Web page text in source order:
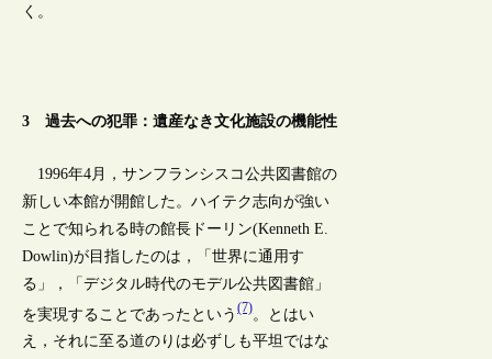
く。
3 過去への犯罪：遺産なき文化施設の機能性
1996年4月，サンフランシスコ公共図書館の
新しい本館が開館した。ハイテク志向が強い
ことで知られる時の館長ドーリン(Kenneth E.
Dowlin)が目指したのは，「世界に通用す
る」，「デジタル時代のモデル公共図書館」
を実現することであったという(7)。とはい
え，それに至る道のりは必ずしも平坦ではな